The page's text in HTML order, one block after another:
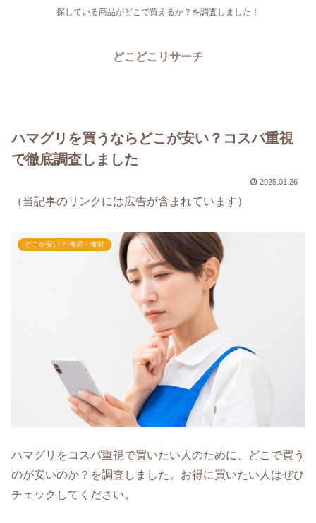
探している商品がどこで買えるか？を調査しました！
どこどこリサーチ
ハマグリを買うならどこが安い？コスパ重視
で徹底調査しました
2025.01.26
（当記事のリンクには広告が含まれています）
どこが安い？-食品・食材
ハマグリをコスパ重視で買いたい人のために、どこで買う
のが安いのか？を調査しました。お得に買いたい人はぜひ
チェックしてください。